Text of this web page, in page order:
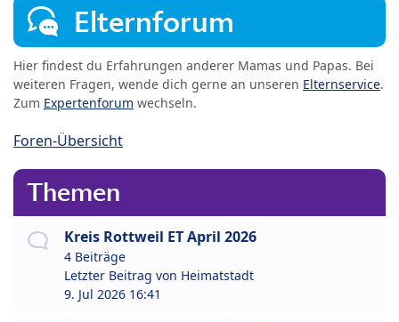
Elternforum
Hier findest du Erfahrungen anderer Mamas und Papas. Bei
weiteren Fragen, wende dich gerne an unseren Elternservice.
Zum Expertenforum wechseln.
Foren-Übersicht
Themen
Kreis Rottweil ET April 2026
4 Beiträge
Letzter Beitrag von Heimatstadt
9. Jul 2026 16:41